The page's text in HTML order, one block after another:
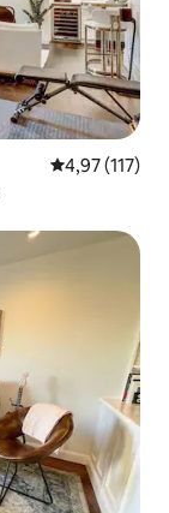
4,97 av 5 i
4,97 (117)